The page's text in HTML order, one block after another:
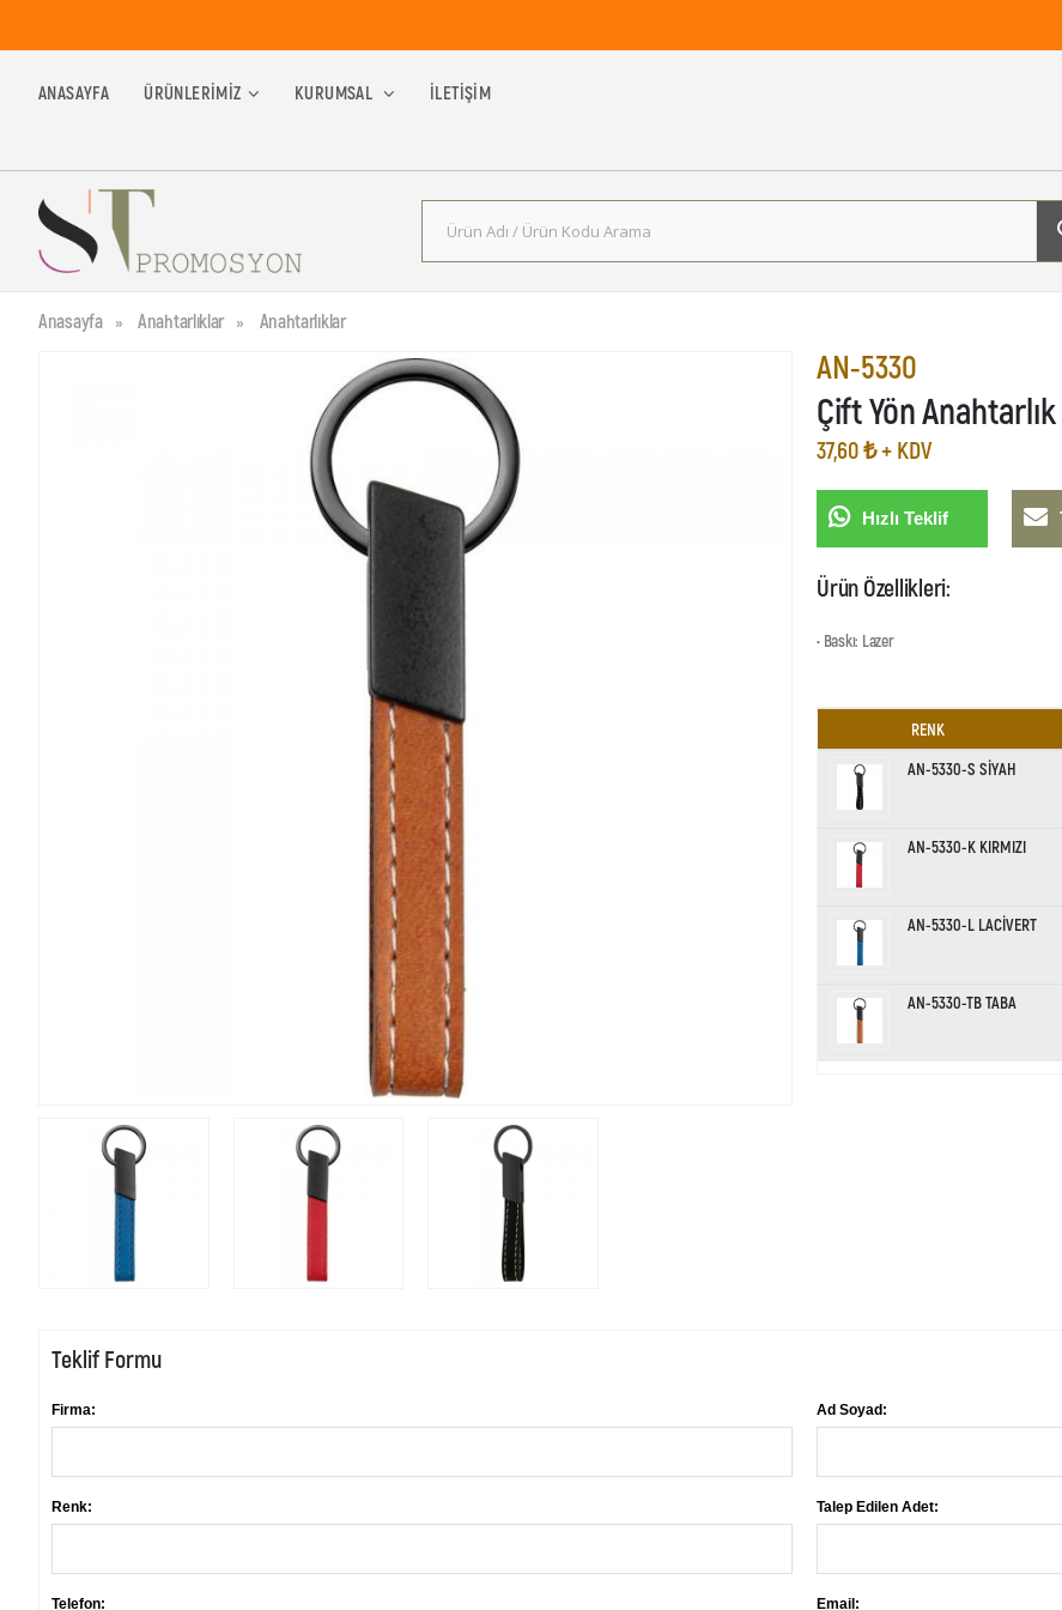
ANASAYFA ÜRÜNLERIMIZ KURUMSAL İLETIŞIM
Anasayfa Anahtarlıklar Anahtarlıklar
AN-5330
Çift Yön Anahtarlık
37,60 ₺ + KDV
Hızlı Teklif
Ürün Özellikleri:
• Baskı: Lazer
RENK
AN-5330-S SİYAH
AN-5330-K KIRMIZI
AN-5330-L LACİVERT
AN-5330-TB TABA
Teklif Formu
Firma: Ad Soyad:
Renk: Talep Edilen Adet:
Telefon: Email: